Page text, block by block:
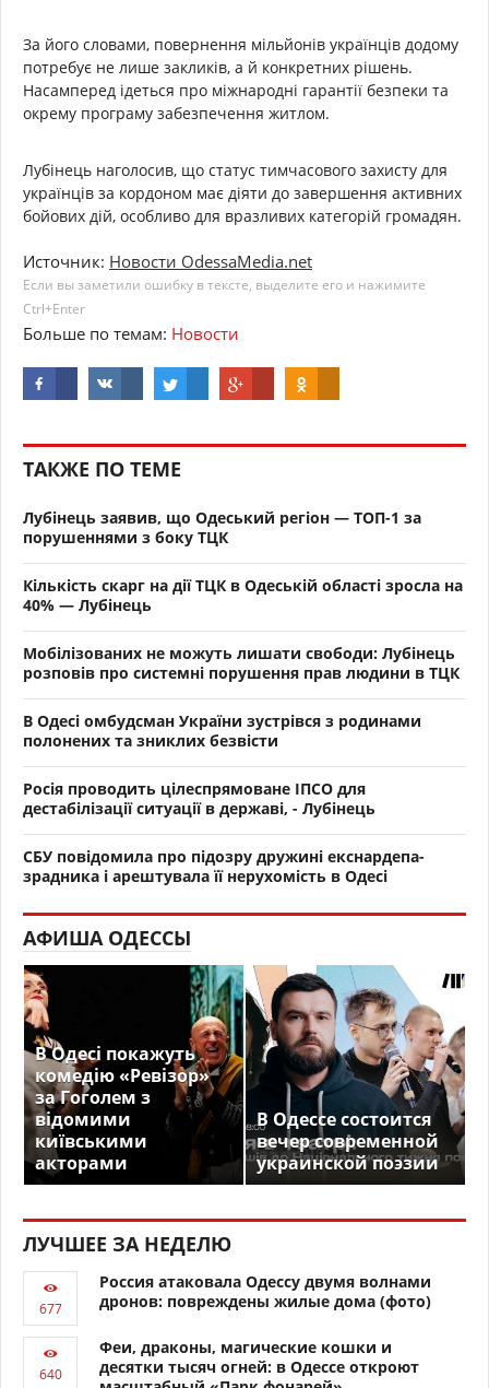
За його словами, повернення мільйонів українців додому
потребує не лише закликів, а й конкретних рішень.
Насамперед ідеться про міжнародні гарантії безпеки та
окрему програму забезпечення житлом.
Лубінець наголосив, що статус тимчасового захисту для
українців за кордоном має діяти до завершення активних
бойових дій, особливо для вразливих категорій громадян.
Источник: Новости OdessaMedia.net
Если вы заметили ошибку в тексте, выделите его и нажимите
Ctrl+Enter
Больше по темам: Новости
ТАКЖЕ ПО ТЕМЕ
Лубінець заявив, що Одеський регіон — ТОП-1 за
порушеннями з боку ТЦК
Кількість скарг на дії ТЦК в Одеській області зросла на
40% — Лубінець
Мобілізованих не можуть лишати свободи: Лубінець
розповів про системні порушення прав людини в ТЦК
В Одесі омбудсман України зустрівся з родинами
полонених та зниклих безвісти
Росія проводить цілеспрямоване ІПСО для
дестабілізації ситуації в державі, - Лубінець
СБУ повідомила про підозру дружині екснардепа-
зрадника і арештувала її нерухомість в Одесі
АФИША ОДЕССЫ
В Одесі покажуть
комедію «Ревізор»
за Гоголем з
відомими
київськими
акторами
В Одессе состоится
вечер современной
украинской поэзии
ЛУЧШЕЕ ЗА НЕДЕЛЮ
Россия атаковала Одессу двумя волнами
дронов: повреждены жилые дома (фото)
Феи, драконы, магические кошки и
десятки тысяч огней: в Одессе откроют